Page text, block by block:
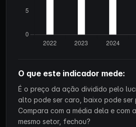
O que este indicador mede:
É o preço da ação dividido pelo
alto pode ser caro, baixo pode ser
Compara com a média dela e com
mesmo setor, fechou?